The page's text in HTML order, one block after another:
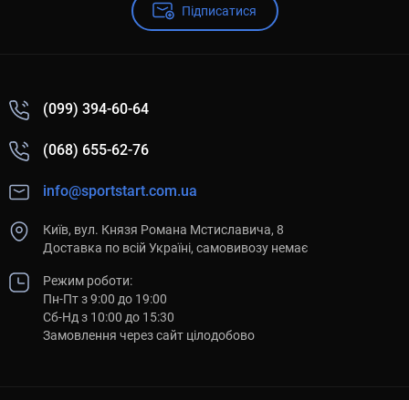
Підписатися
(099) 394-60-64
(068) 655-62-76
info@sportstart.com.ua
Київ, вул. Князя Романа Мстиславича, 8
Доставка по всій Україні, самовивозу немає
Режим роботи:
Пн-Пт з 9:00 до 19:00
Сб-Нд з 10:00 до 15:30
Замовлення через сайт цілодобово